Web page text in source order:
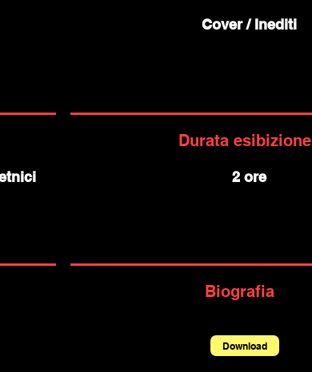
Durata esibizione
Cover / Inediti
2 ore
Biografia
Download